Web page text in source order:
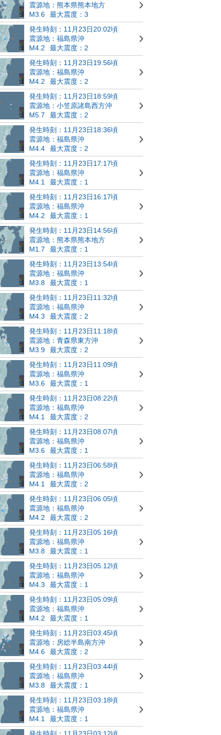
震源地：熊本県熊本地方
M3.6
最大震度：3
発生時刻：11月23日20:02頃
震源地：福島県沖
M4.2
最大震度：2
発生時刻：11月23日19:56頃
震源地：福島県沖
M4.2
最大震度：2
発生時刻：11月23日18:59頃
震源地：小笠原諸島西方沖
M5.7
最大震度：2
発生時刻：11月23日18:36頃
震源地：福島県沖
M4.4
最大震度：2
発生時刻：11月23日17:17頃
震源地：福島県沖
M4.1
最大震度：1
発生時刻：11月23日16:17頃
震源地：福島県沖
M4.2
最大震度：1
発生時刻：11月23日14:56頃
震源地：熊本県熊本地方
M1.7
最大震度：1
発生時刻：11月23日13:54頃
震源地：福島県沖
M3.8
最大震度：1
発生時刻：11月23日11:32頃
震源地：福島県沖
M4.3
最大震度：2
発生時刻：11月23日11:18頃
震源地：青森県東方沖
M3.9
最大震度：2
発生時刻：11月23日11:09頃
震源地：福島県沖
M3.6
最大震度：1
発生時刻：11月23日08:22頃
震源地：福島県沖
M4.1
最大震度：2
発生時刻：11月23日08:07頃
震源地：福島県沖
M3.6
最大震度：1
発生時刻：11月23日06:58頃
震源地：福島県沖
M4.1
最大震度：2
発生時刻：11月23日06:05頃
震源地：福島県沖
M4.2
最大震度：2
発生時刻：11月23日05:16頃
震源地：福島県沖
M3.8
最大震度：1
発生時刻：11月23日05:12頃
震源地：福島県沖
M4.3
最大震度：1
発生時刻：11月23日05:09頃
震源地：福島県沖
M4.2
最大震度：1
発生時刻：11月23日03:45頃
震源地：房総半島南方沖
M4.6
最大震度：2
発生時刻：11月23日03:44頃
震源地：福島県沖
M3.8
最大震度：1
発生時刻：11月23日03:18頃
震源地：福島県沖
M4.1
最大震度：1
発生時刻：11月23日03:12頃